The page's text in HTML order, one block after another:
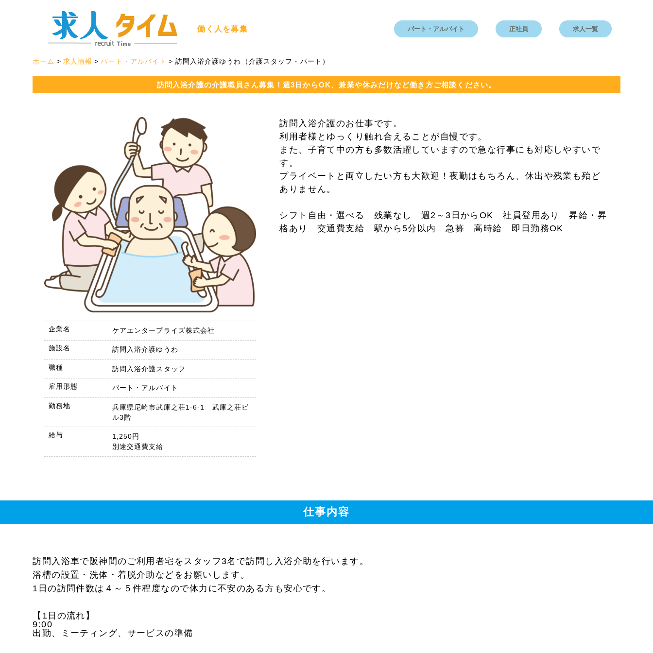
働く人を募集 パート・アルバイト 正社員 求人一覧
ホーム 求人情報 パート・アルバイト 訪問入浴介護ゆうわ（介護スタッフ・パート）
訪問入浴介護の介護職員さん募集！週3日からOK、兼業や休みだけなど働き方ご相談ください。
企業名 ケアエンタープライズ株式会社
施設名 訪問入浴介護ゆうわ
職種 訪問入浴介護スタッフ
雇用形態 パート・アルバイト
勤務地
兵庫県尼崎市武庫之荘1-6-1 武庫之荘ビ
ル3階
給与
1,250円
別途交通費支給
訪問入浴介護のお仕事です。
利用者様とゆっくり触れ合えることが自慢です。
また、子育て中の方も多数活躍していますので急な行事にも対応しやすいで
す。
プライベートと両立したい方も大歓迎！夜勤はもちろん、休出や残業も殆ど
ありません。
シフト自由・選べる 残業なし 週2～3日からOK 社員登用あり 昇給・昇
格あり 交通費支給 駅から5分以内 急募 高時給 即日勤務OK
仕事内容
訪問入浴車で阪神間のご利用者宅をスタッフ3名で訪問し入浴介助を行います。
浴槽の設置・洗体・着脱介助などをお願いします。
1日の訪問件数は４～５件程度なので体力に不安のある方も安心です。
【1日の流れ】
9:00
出勤、ミーティング、サービスの準備